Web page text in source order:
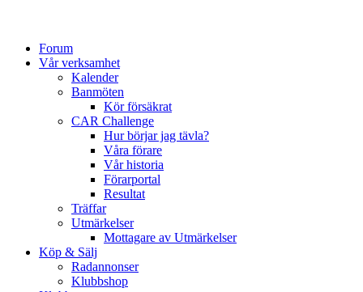
Forum
Vår verksamhet
Kalender
Banmöten
Kör försäkrat
CAR Challenge
Hur börjar jag tävla?
Våra förare
Vår historia
Förarportal
Resultat
Träffar
Utmärkelser
Mottagare av Utmärkelser
Köp & Sälj
Radannonser
Klubbshop